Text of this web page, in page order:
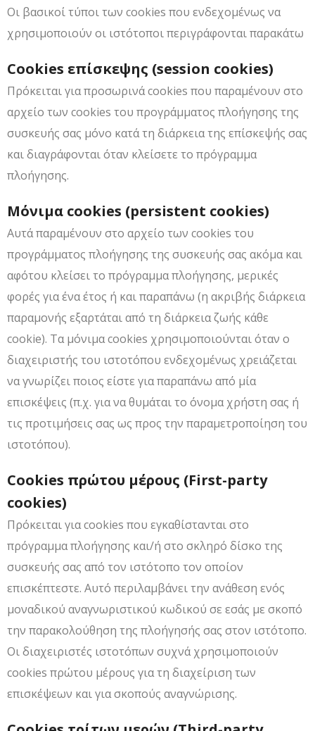
Οι βασικοί τύποι των cookies που ενδεχομένως να
χρησιμοποιούν οι ιστότοποι περιγράφονται παρακάτω
Cookies επίσκεψης (session cookies)
Πρόκειται για προσωρινά cookies που παραμένουν στο
αρχείο των cookies του προγράμματος πλοήγησης της
συσκευής σας μόνο κατά τη διάρκεια της επίσκεψής σας
και διαγράφονται όταν κλείσετε το πρόγραμμα
πλοήγησης.
Μόνιμα cookies (persistent cookies)
Αυτά παραμένουν στο αρχείο των cookies του
προγράμματος πλοήγησης της συσκευής σας ακόμα και
αφότου κλείσει το πρόγραμμα πλοήγησης, μερικές
φορές για ένα έτος ή και παραπάνω (η ακριβής διάρκεια
παραμονής εξαρτάται από τη διάρκεια ζωής κάθε
cookie). Τα μόνιμα cookies χρησιμοποιούνται όταν ο
διαχειριστής του ιστοτόπου ενδεχομένως χρειάζεται
να γνωρίζει ποιος είστε για παραπάνω από μία
επισκέψεις (π.χ. για να θυμάται το όνομα χρήστη σας ή
τις προτιμήσεις σας ως προς την παραμετροποίηση του
ιστοτόπου).
Cookies πρώτου μέρους (First-party
cookies)
Πρόκειται για cookies που εγκαθίστανται στο
πρόγραμμα πλοήγησης και/ή στο σκληρό δίσκο της
συσκευής σας από τον ιστότοπο τον οποίον
επισκέπτεστε. Αυτό περιλαμβάνει την ανάθεση ενός
μοναδικού αναγνωριστικού κωδικού σε εσάς με σκοπό
την παρακολούθηση της πλοήγησής σας στον ιστότοπο.
Οι διαχειριστές ιστοτόπων συχνά χρησιμοποιούν
cookies πρώτου μέρους για τη διαχείριση των
επισκέψεων και για σκοπούς αναγνώρισης.